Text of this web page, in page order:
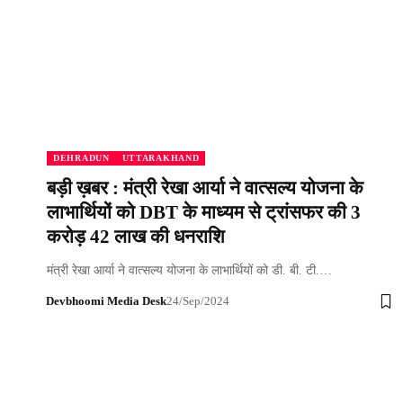
DEHRADUN UTTARAKHAND
बड़ी ख़बर : मंत्री रेखा आर्या ने वात्सल्य योजना के
लाभार्थियों को DBT के माध्यम से ट्रांसफर की 3
करोड़ 42 लाख की धनराशि
मंत्री रेखा आर्या ने वात्सल्य योजना के लाभार्थियों को डी. बी. टी.…
Devbhoomi Media Desk24/Sep/2024